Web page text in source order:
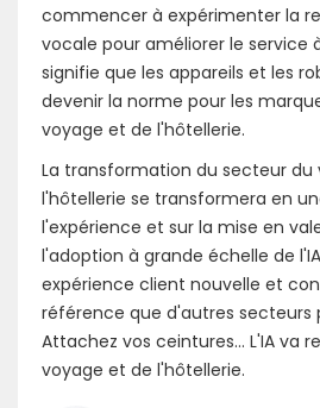
commencer à expérimenter la
vocale pour améliorer le service
signifie que les appareils et les
devenir la norme pour les
voyage et de l'hôtellerie.
La transformation du secteur du
l'hôtellerie se transformera en
l'expérience et sur la mise en
l'adoption à grande échelle de
expérience client nouvelle et
référence que d'autres secteurs
Attachez vos ceintures... L'IA va
voyage et de l'hôtellerie.